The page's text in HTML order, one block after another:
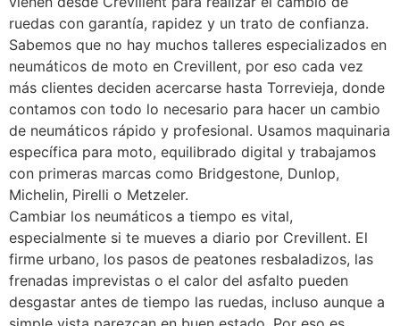
ruedas con garantía, rapidez y un trato de confianza.
Sabemos que no hay muchos talleres especializados en
neumáticos de moto en Crevillent, por eso cada vez
más clientes deciden acercarse hasta Torrevieja, donde
contamos con todo lo necesario para hacer un cambio
de neumáticos rápido y profesional. Usamos maquinaria
específica para moto, equilibrado digital y trabajamos
con primeras marcas como Bridgestone, Dunlop,
Michelin, Pirelli o Metzeler.
Cambiar los neumáticos a tiempo es vital,
especialmente si te mueves a diario por Crevillent. El
firme urbano, los pasos de peatones resbaladizos, las
frenadas imprevistas o el calor del asfalto pueden
desgastar antes de tiempo las ruedas, incluso aunque a